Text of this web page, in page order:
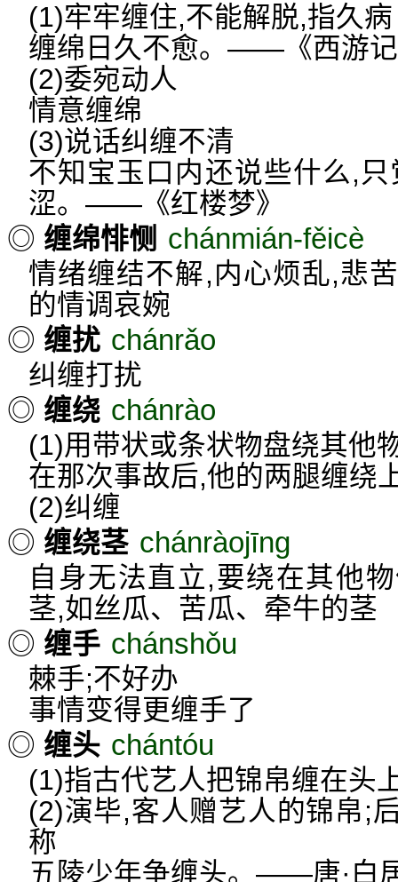
(1)牢牢缠住,不能解脱,指久病
缠绵日久不愈。——《西游
(2)委宛动人
情意缠绵
(3)说话纠缠不清
不知宝玉口内还说些什么,
涩。——《红楼梦》
◎ 缠绵悱恻 chánmián-fěicè
情绪缠结不解,内心烦乱,悲
的情调哀婉
◎ 缠扰 chánrǎo
纠缠打扰
◎ 缠绕 chánrào
(1)用带状或条状物盘绕其他
在那次事故后,他的两腿缠绕
(2)纠缠
◎ 缠绕茎 chánràojīng
自身无法直立,要绕在其他
茎,如丝瓜、苦瓜、牵牛的茎
◎ 缠手 chánshǒu
棘手;不好办
事情变得更缠手了
◎ 缠头 chántóu
(1)指古代艺人把锦帛缠在头
(2)演毕,客人赠艺人的锦帛;
称
五陵少年争缠头。——唐·白